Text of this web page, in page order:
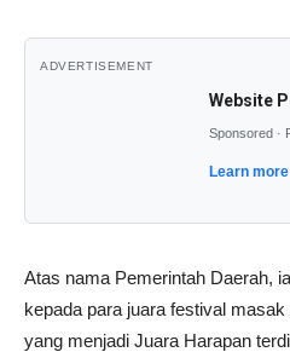
ADVERTISEMENT
Website
Sponsored ·
Learn more
Atas nama Pemerintah Daerah,
kepada para juara festival
yang menjadi Juara Harapan